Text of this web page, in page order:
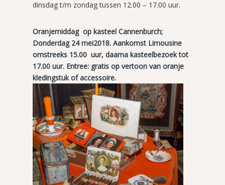
dinsdag t/m zondag tussen 12.00 – 17.00 uur.
Oranjemiddag op kasteel Cannenburch;
Donderdag 24 mei2018. Aankomst Limousine
omstreeks 15.00 uur, daarna kasteelbezoek tot
17.00 uur. Entree: gratis op vertoon van oranje
kledingstuk of accessoire.